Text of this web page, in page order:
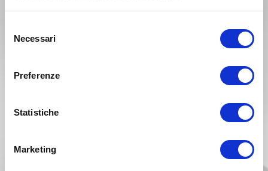
delNecessari
Preferenze
Statistiche
Marketing